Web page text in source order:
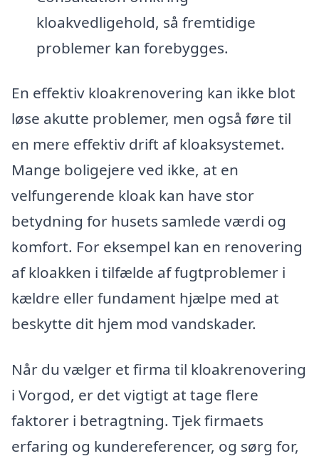
kloakvedligehold, så fremtidige
problemer kan forebygges.
En effektiv kloakrenovering kan ikke blot
løse akutte problemer, men også føre til
en mere effektiv drift af kloaksystemet.
Mange boligejere ved ikke, at en
velfungerende kloak kan have stor
betydning for husets samlede værdi og
komfort. For eksempel kan en renovering
af kloakken i tilfælde af fugtproblemer i
kældre eller fundament hjælpe med at
beskytte dit hjem mod vandskader.
Når du vælger et firma til kloakrenovering
i Vorgod, er det vigtigt at tage flere
faktorer i betragtning. Tjek firmaets
erfaring og kundereferencer, og sørg for,